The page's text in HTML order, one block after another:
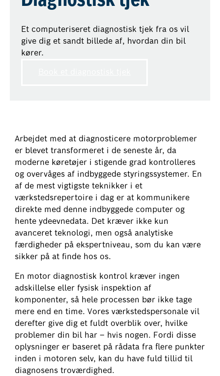
Et computeriseret diagnostisk tjek fra os vil
give dig et sandt billede af, hvordan din bil
kører.
Arbejdet med at diagnosticere motorproblemer
er blevet transformeret i de seneste år, da
moderne køretøjer i stigende grad kontrolleres
og overvåges af indbyggede styringssystemer. En
af de mest vigtigste teknikker i et
værkstedsrepertoire i dag er at kommunikere
direkte med denne indbyggede computer og
hente ydeevnedata. Det kræver ikke kun
avanceret teknologi, men også analytiske
færdigheder på ekspertniveau, som du kan være
sikker på at finde hos os.
En motor diagnostisk kontrol kræver ingen
adskillelse eller fysisk inspektion af
komponenter, så hele processen bør ikke tage
mere end en time. Vores værkstedspersonale vil
derefter give dig et fuldt overblik over, hvilke
problemer din bil har – hvis nogen. Fordi disse
oplysninger er baseret på rådata fra flere punkter
inden i motoren selv, kan du have fuld tillid til
diagnosens troværdighed.